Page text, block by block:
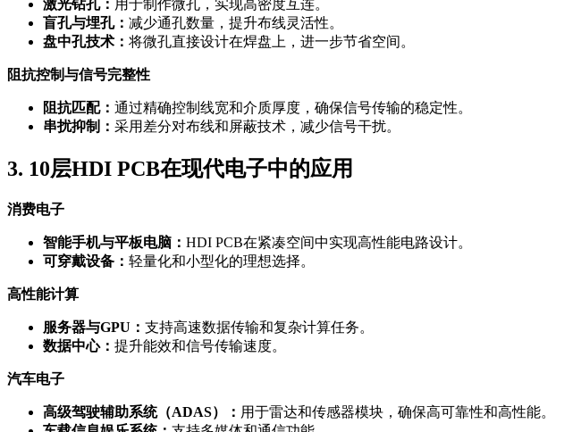
激光钻孔： 用于制作微孔，实现高密度互连。
盲孔与埋孔： 减少通孔数量，提升布线灵活性。
盘中孔技术： 将微孔直接设计在焊盘上，进一步节省空间。
阻抗控制与信号完整性
阻抗匹配： 通过精确控制线宽和介质厚度，确保信号传输的稳定性。
串扰抑制： 采用差分对布线和屏蔽技术，减少信号干扰。
3. 10层HDI PCB在现代电子中的应用
消费电子
智能手机与平板电脑： HDI PCB在紧凑空间中实现高性能电路设计。
可穿戴设备： 轻量化和小型化的理想选择。
高性能计算
服务器与GPU： 支持高速数据传输和复杂计算任务。
数据中心： 提升能效和信号传输速度。
汽车电子
高级驾驶辅助系统（ADAS）： 用于雷达和传感器模块，确保高可靠性和高性能。